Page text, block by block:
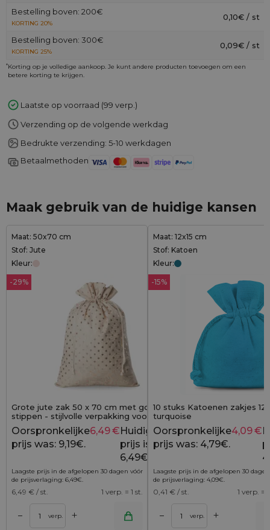
Bestelling boven: 200€
KORTING 20%
0,10€ / st
Bestelling boven: 300€
KORTING 25%
0,09€ / st
*Korting op je volledige aankoop. Je kunt andere producten toevoegen om een
betere korting te krijgen.
Laatste op voorraad (99 verp.)
Verzending op de volgende werkdag
Bedrukte verzending: 5-10 werkdagen
Betaalmethoden
Maak gebruik van de huidige kansen
Maat: 50x70 cm
Stof: Jute
Kleur:
-29%
Grote jute zak 50 x 70 cm met gouden
stippen - stijlvolle verpakking voor royale
cadeaus
9,19 €
Oorspronkelijke
prijs was: 9,19€.
6,49€Huidige
prijs is:
6,49€.
Laagste prijs in de afgelopen 30 dagen vóór
de prijsverlaging: 6,49€.
6,49 € / st. 1 verp. = 1 st.
– verp. +
Maat: 12x15 cm
Stof: Katoen
Kleur:
-15%
10 stuks Katoenen zakjes 12
turquoise
Oorspronkelijke
prijs was: 4,79€.
4,09€
Laagste prijs in de afgelopen 30
de prijsverlaging: 4,09€.
0,41 € / st. 1 verp. =
– verp. +
Toevoegen aan winkelwagen Toevoegen aan